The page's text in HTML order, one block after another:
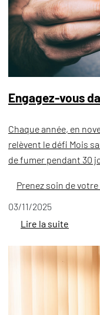
Engagez-vous
Chaque année, en
relèvent le défi Mois
de fumer pendant 30
Prenez soin de
03/11/2025
Lire la suite